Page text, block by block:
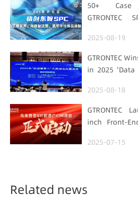
50+ Case
GTRONTEC
Data for
Strengthens
2025-08-19
GTRONTEC
in 2025 'Data
Manufacturing
2025-08-18
GTRONTEC
inch Front-
2025-07-15
Related news